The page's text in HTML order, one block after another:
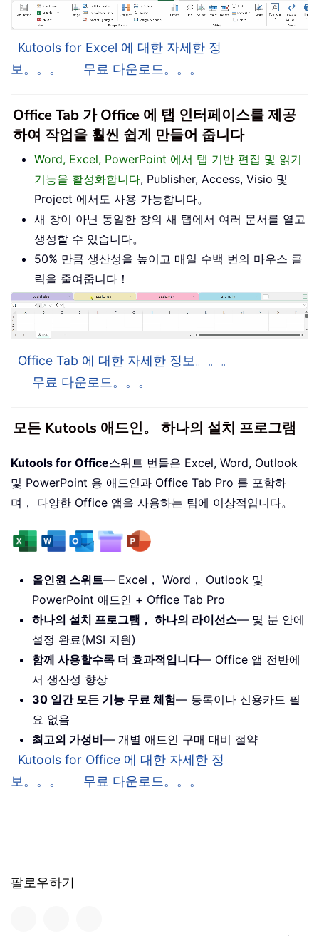
Kutools for Excel 에 대한 자세한 정
보。。。
무료 다운로드。。。
Office Tab 가 Office 에 탭 인터페이스를 제공
하여 작업을 훨씬 쉽게 만들어 줍니다
Word, Excel, PowerPoint 에서 탭 기반 편집 및 읽기
기능을 활성화합니다, Publisher, Access, Visio 및
Project 에서도 사용 가능합니다。
새 창이 아닌 동일한 창의 새 탭에서 여러 문서를 열고
생성할 수 있습니다。
50% 만큼 생산성을 높이고 매일 수백 번의 마우스 클
릭을 줄여줍니다！
Office Tab 에 대한 자세한 정보。。。
무료 다운로드。。。
모든 Kutools 애드인。 하나의 설치 프로그램
Kutools for Office스위트 번들은 Excel, Word, Outlook
및 PowerPoint 용 애드인과 Office Tab Pro 를 포함하
며， 다양한 Office 앱을 사용하는 팀에 이상적입니다。
올인원 스위트— Excel， Word， Outlook 및
PowerPoint 애드인 + Office Tab Pro
하나의 설치 프로그램， 하나의 라이선스— 몇 분 안에
설정 완료(MSI 지원)
함께 사용할수록 더 효과적입니다— Office 앱 전반에
서 생산성 향상
30 일간 모든 기능 무료 체험— 등록이나 신용카드 필
요 없음
최고의 가성비— 개별 애드인 구매 대비 절약
Kutools for Office 에 대한 자세한 정
보。。。
무료 다운로드。。。
팔로우하기